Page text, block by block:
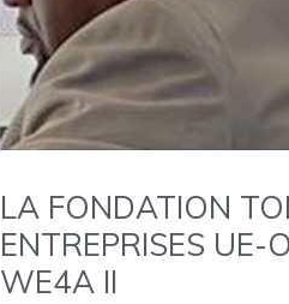
LA FONDATION
ENTREPRISES
WE4A II